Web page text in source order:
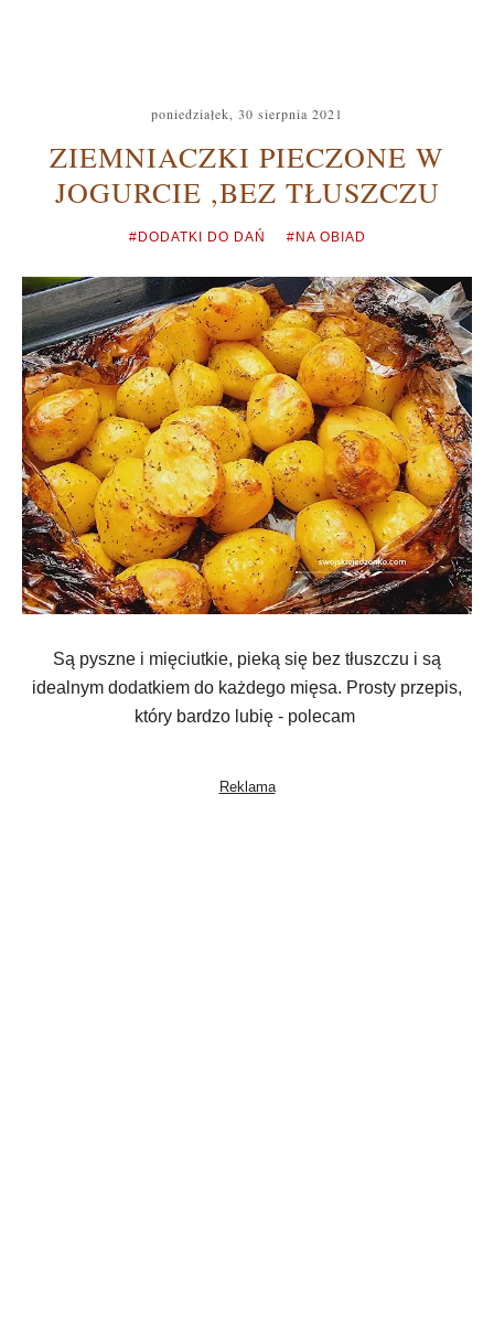
poniedziałek, 30 sierpnia 2021
ZIEMNIACZKI PIECZONE W
JOGURCIE ,BEZ TŁUSZCZU
#DODATKI DO DAŃ #NA OBIAD
Są pyszne i mięciutkie, pieką się bez tłuszczu i są
idealnym dodatkiem do każdego mięsa. Prosty przepis,
który bardzo lubię - polecam